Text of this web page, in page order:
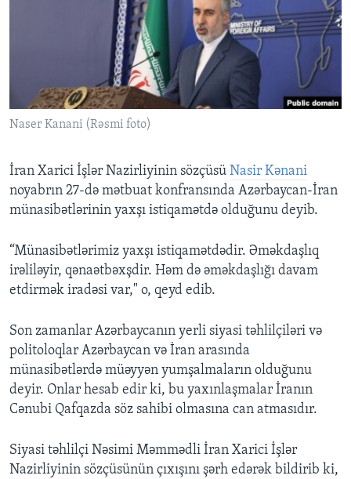
Naser Kanani (Rəsmi foto)
İran Xarici İşlər Nazirliyinin sözçüsü Nasir Kənani
noyabrın 27-də mətbuat konfransında Azərbaycan-İran
münasibətlərinin yaxşı istiqamətdə olduğunu deyib.
“Münasibətlərimiz yaxşı istiqamətdədir. Əməkdaşlıq
irəliləyir, qənaətbəxşdir. Həm də əməkdaşlığı davam
etdirmək iradəsi var," o, qeyd edib.
Son zamanlar Azərbaycanın yerli siyasi təhlilçiləri və
politoloqlar Azərbaycan və İran arasında
münasibətlərdə müəyyən yumşalmaların olduğunu
deyir. Onlar hesab edir ki, bu yaxınlaşmalar İranın
Cənubi Qafqazda söz sahibi olmasına can atmasıdır.
Siyasi təhlilçi Nəsimi Məmmədli İran Xarici İşlər
Nazirliyinin sözçüsünün çıxışını şərh edərək bildirib ki,